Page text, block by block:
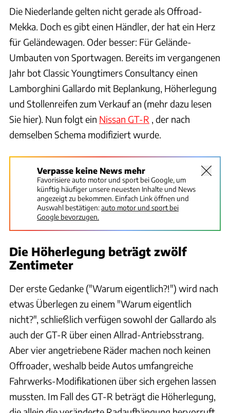
Die Niederlande gelten nicht gerade als Offroad-
Mekka. Doch es gibt einen Händler, der hat ein Herz
für Geländewagen. Oder besser: Für Gelände-
Umbauten von Sportwagen. Bereits im vergangenen
Jahr bot Classic Youngtimers Consultancy einen
Lamborghini Gallardo mit Beplankung, Höherlegung
und Stollenreifen zum Verkauf an (mehr dazu lesen
Sie hier). Nun folgt ein Nissan GT-R , der nach
demselben Schema modifiziert wurde.
Verpasse keine News mehr
Favorisiere auto motor und sport bei Google, um
künftig häufiger unsere neuesten Inhalte und News
angezeigt zu bekommen. Einfach Link öffnen und
Auswahl bestätigen:auto motor und sport bei
Google bevorzugen.
Die Höherlegung beträgt zwölf
Zentimeter
Der erste Gedanke ("Warum eigentlich?!") wird nach
etwas Überlegen zu einem "Warum eigentlich
nicht?", schließlich verfügen sowohl der Gallardo als
auch der GT-R über einen Allrad-Antriebsstrang.
Aber vier angetriebene Räder machen noch keinen
Offroader, weshalb beide Autos umfangreiche
Fahrwerks-Modifikationen über sich ergehen lassen
mussten. Im Fall des GT-R beträgt die Höherlegung,